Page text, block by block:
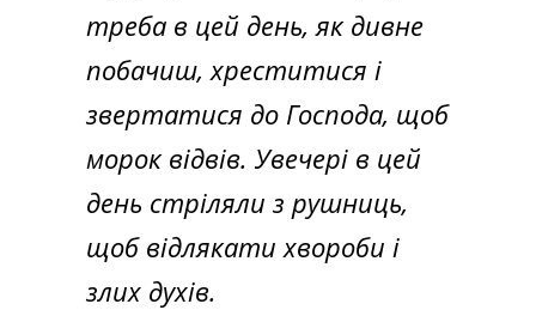
треба в цей день, як дивне
побачиш, хреститися і
звертатися до Господа, щоб
морок відвів. Увечері в цей
день стріляли з рушниць,
щоб відлякати хвороби і
злих духів.